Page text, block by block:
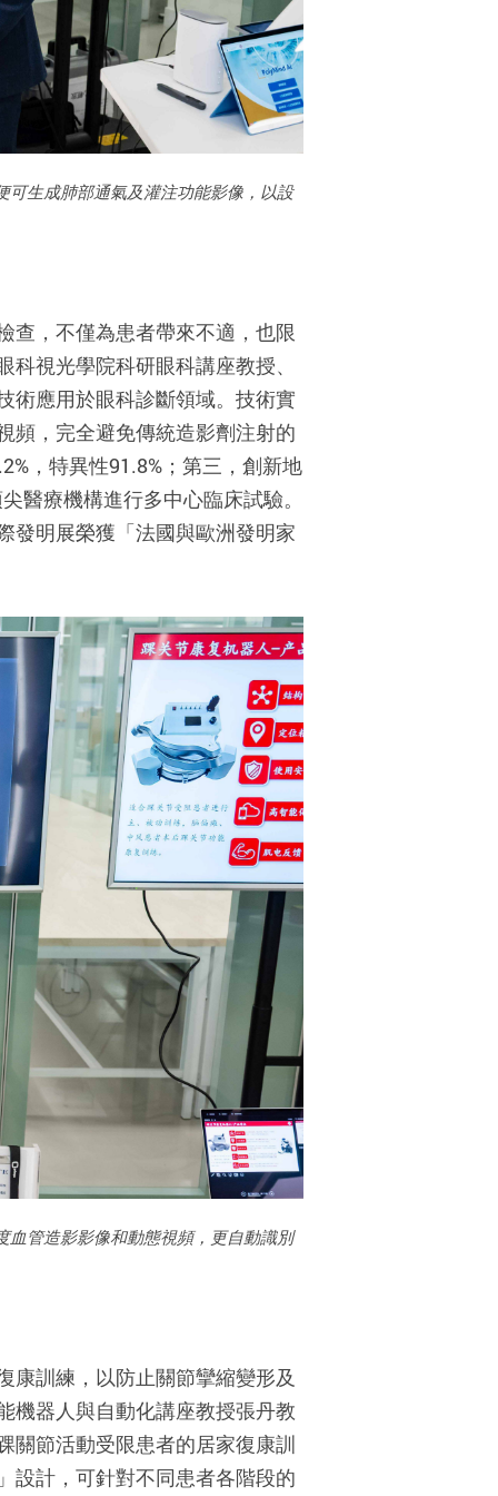
生成肺部通氣及灌注功能影像，以設
查，不僅為患者帶來不適，也限
視光學院科研眼科講座教授、
術應用於眼科診斷領域。技術實
頻，完全避免傳統造影劑注射的
，特異性91.8%；第三，創新地
醫療機構進行多中心臨床試驗。
發明展榮獲「法國與歐洲發明家
管造影影像和動態視頻，更自動識別
康訓練，以防止關節攣縮變形及
機器人與自動化講座教授張丹教
關節活動受限患者的居家復康訓
設計，可針對不同患者各階段的